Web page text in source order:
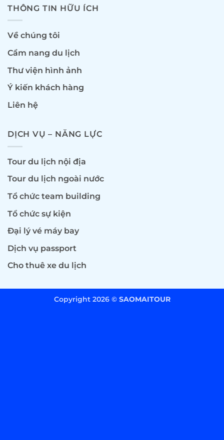
THÔNG TIN HỮU ÍCH
Về chúng tôi
Cẩm nang du lịch
Thư viện hình ảnh
Ý kiến khách hàng
Liên hệ
DỊCH VỤ – NĂNG LỰC
Tour du lịch nội địa
Tour du lịch ngoài nước
Tổ chức team building
Tổ chức sự kiện
Đại lý vé máy bay
Dịch vụ passport
Cho thuê xe du lịch
Copyright 2026 © SAOMAITOUR